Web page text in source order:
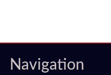
Navigation